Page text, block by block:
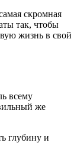
скромная
так, чтобы
жизнь в свой
всему
же
глубину и